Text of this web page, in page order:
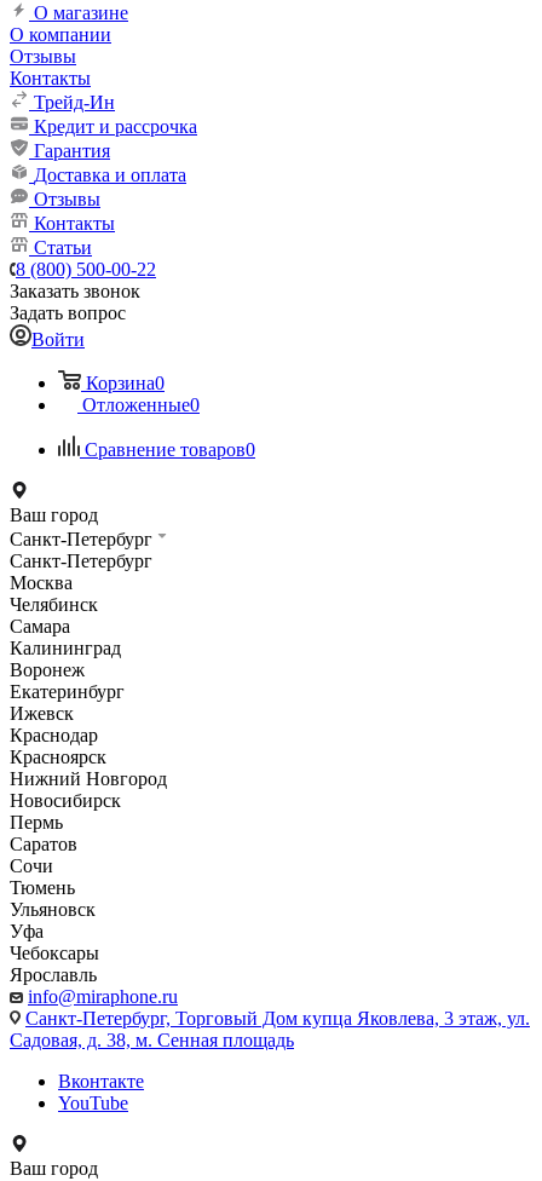
О магазине
О компании
Отзывы
Контакты
Трейд-Ин
Кредит и рассрочка
Гарантия
Доставка и оплата
Отзывы
Контакты
Статьи
8 (800) 500-00-22
Заказать звонок
Задать вопрос
Войти
Корзина0
Отложенные0
Сравнение товаров0
Ваш город
Санкт-Петербург
Санкт-Петербург
Москва
Челябинск
Самара
Калининград
Воронеж
Екатеринбург
Ижевск
Краснодар
Красноярск
Нижний Новгород
Новосибирск
Пермь
Саратов
Сочи
Тюмень
Ульяновск
Уфа
Чебоксары
Ярославль
info@miraphone.ru
Санкт-Петербург, Торговый Дом купца Яковлева, 3 этаж, ул.
Садовая, д. 38, м. Сенная площадь
Вконтакте
YouTube
Ваш город